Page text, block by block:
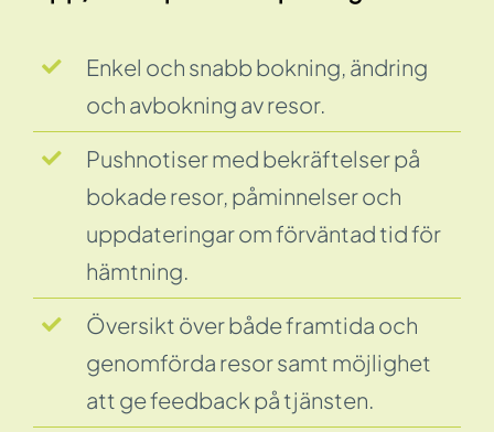
Enkel och snabb bokning, ändring
och avbokning av resor.
Pushnotiser med bekräftelser på
bokade resor, påminnelser och
uppdateringar om förväntad tid för
hämtning.
Översikt över både framtida och
genomförda resor samt möjlighet
att ge feedback på tjänsten.